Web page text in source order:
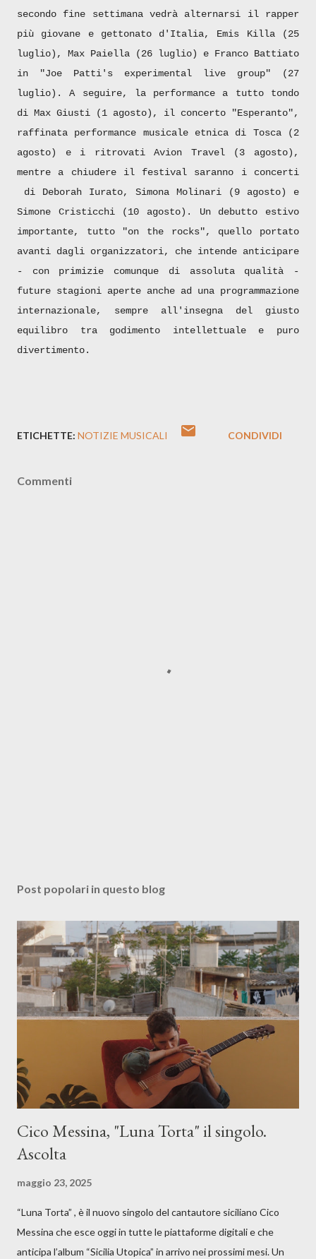
secondo fine settimana vedrà alternarsi il rapper
più giovane e gettonato d'Italia, Emis Killa (25
luglio), Max Paiella (26 luglio) e Franco Battiato
in "Joe Patti's experimental live group" (27
luglio). A seguire, la performance a tutto tondo
di Max Giusti (1 agosto), il concerto "Esperanto",
raffinata performance musicale etnica di Tosca (2
agosto) e i ritrovati Avion Travel (3 agosto),
mentre a chiudere il festival saranno i concerti
di Deborah Iurato, Simona Molinari (9 agosto) e
Simone Cristicchi (10 agosto). Un debutto estivo
importante, tutto "on the rocks", quello portato
avanti dagli organizzatori, che intende anticipare
- con primizie comunque di assoluta qualità -
future stagioni aperte anche ad una programmazione
internazionale, sempre all'insegna del giusto
equilibro tra godimento intellettuale e puro
divertimento.
ETICHETTE: NOTIZIE MUSICALI CONDIVIDI
Commenti
Post popolari in questo blog
Cico Messina, "Luna Torta" il singolo.
Ascolta
maggio 23, 2025
“Luna Torta” , è il nuovo singolo del cantautore siciliano Cico
Messina che esce oggi in tutte le piattaforme digitali e che
anticipa l’album “Sicilia Utopica” in arrivo nei prossimi mesi. Un